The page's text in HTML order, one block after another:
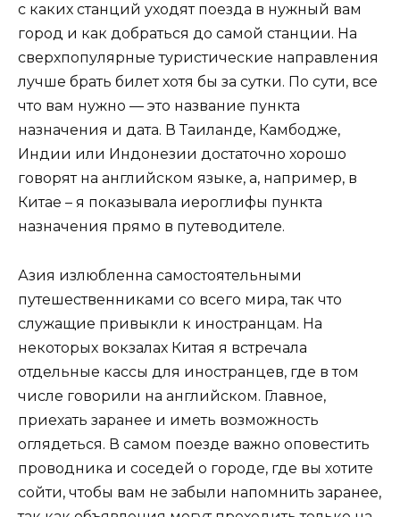
с каких станций уходят поезда в нужный вам
город и как добраться до самой станции. На
сверхпопулярные туристические направления
лучше брать билет хотя бы за сутки. По сути, все
что вам нужно — это название пункта
назначения и дата. В Таиланде, Камбодже,
Индии или Индонезии достаточно хорошо
говорят на английском языке, а, например, в
Китае – я показывала иероглифы пункта
назначения прямо в путеводителе.
Азия излюбленна самостоятельными
путешественниками со всего мира, так что
служащие привыкли к иностранцам. На
некоторых вокзалах Китая я встречала
отдельные кассы для иностранцев, где в том
числе говорили на английском. Главное,
приехать заранее и иметь возможность
оглядеться. В самом поезде важно оповестить
проводника и соседей о городе, где вы хотите
сойти, чтобы вам не забыли напомнить заранее,